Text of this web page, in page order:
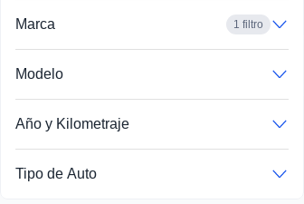
Marca 1 filtro
Modelo
Año y Kilometraje
Tipo de Auto